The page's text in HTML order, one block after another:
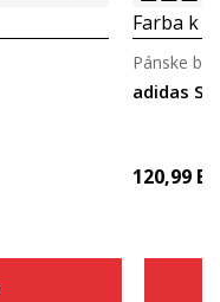
Farba k
adidas
Pánske
120,99